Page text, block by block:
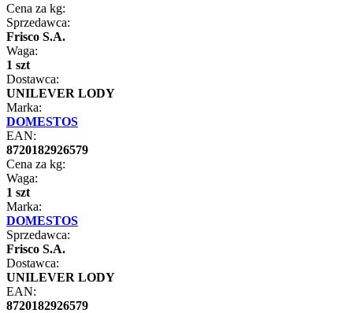
Cena za kg:
Sprzedawca:
Frisco S.A.
Waga:
1 szt
Dostawca:
UNILEVER LODY
Marka:
DOMESTOS
EAN:
8720182926579
Cena za kg:
Waga:
1 szt
Marka:
DOMESTOS
Sprzedawca:
Frisco S.A.
Dostawca:
UNILEVER LODY
EAN:
8720182926579